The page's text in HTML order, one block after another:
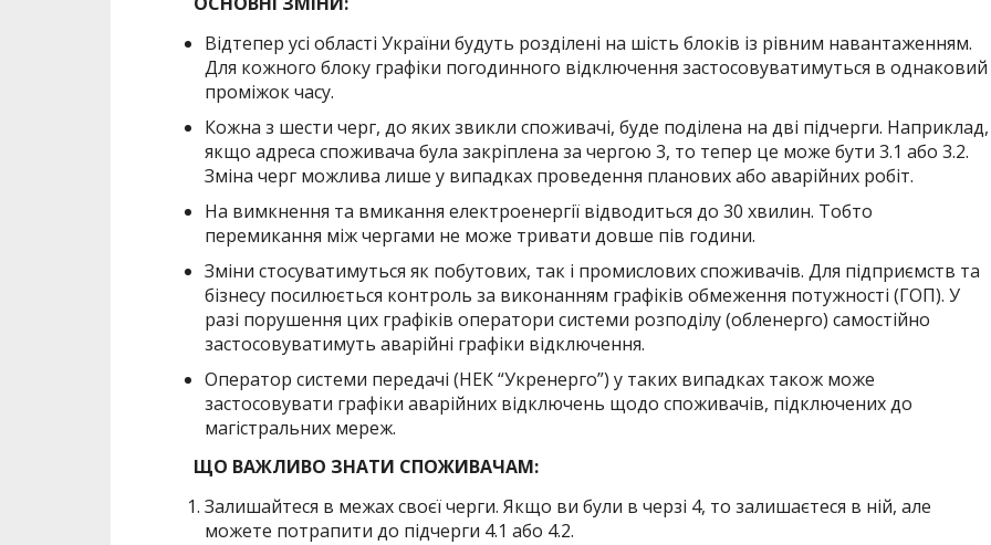
Відтепер усі області України будуть розділені на шість блоків із рівним навантаженням.
Для кожного блоку графіки погодинного відключення застосовуватимуться в однаковий
проміжок часу.
Кожна з шести черг, до яких звикли споживачі, буде поділена на дві підчерги. Наприклад,
якщо адреса споживача була закріплена за чергою 3, то тепер це може бути 3.1 або 3.2.
Зміна черг можлива лише у випадках проведення планових або аварійних робіт.
На вимкнення та вмикання електроенергії відводиться до 30 хвилин. Тобто
перемикання між чергами не може тривати довше пів години.
Зміни стосуватимуться як побутових, так і промислових споживачів. Для підприємств та
бізнесу посилюється контроль за виконанням графіків обмеження потужності (ГОП). У
разі порушення цих графіків оператори системи розподілу (обленерго) самостійно
застосовуватимуть аварійні графіки відключення.
Оператор системи передачі (НЕК “Укренерго”) у таких випадках також може
застосовувати графіки аварійних відключень щодо споживачів, підключених до
магістральних мереж.
ЩО ВАЖЛИВО ЗНАТИ СПОЖИВАЧАМ:
Залишайтеся в межах своєї черги. Якщо ви були в черзі 4, то залишаєтеся в ній, але
можете потрапити до підчерги 4.1 або 4.2.